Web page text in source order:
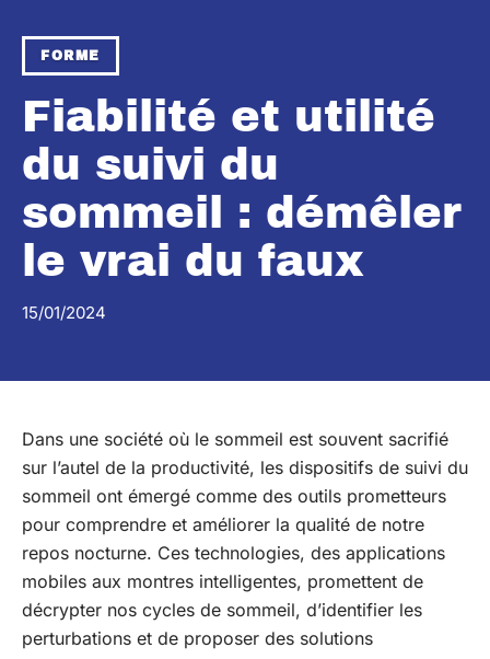
FORME
Fiabilité et utilité
du suivi du
sommeil : démêler
le vrai du faux
15/01/2024
Dans une société où le sommeil est souvent sacrifié
sur l’autel de la productivité, les dispositifs de suivi du
sommeil ont émergé comme des outils prometteurs
pour comprendre et améliorer la qualité de notre
repos nocturne. Ces technologies, des applications
mobiles aux montres intelligentes, promettent de
décrypter nos cycles de sommeil, d’identifier les
perturbations et de proposer des solutions